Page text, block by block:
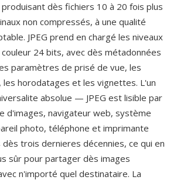
dès fichiers 10 à 20 fois plus
non compressés, à une qualité
JPEG prend en chargé les niveaux
24 bits, avec dès métadonnées
paramètres de prisé de vue, les
les horodatages et les vignettes. L'un
absolue — JPEG est lisible par
d'images, navigateur web, système
photo, téléphone et imprimante
trois dernieres décennies, ce qui en
sûr pour partager dès images
n'importé quel destinataire. La